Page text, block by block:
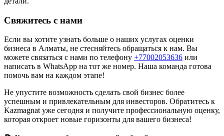
Свяжитесь с нами
Если вы хотите узнать больше о наших услугах оценки
бизнеса в Алматы, не стесняйтесь обращаться к нам. Вы
можете связаться с нами по телефону +77002053636 или
написать в WhatsApp на тот же номер. Наша команда готова
помочь вам на каждом этапе!
Не упустите возможность сделать свой бизнес более
успешным и привлекательным для инвесторов. Обратитесь к
Kazmagnat уже сегодня и получите профессиональную оценку,
которая откроет новые горизонты для вашего бизнеса!